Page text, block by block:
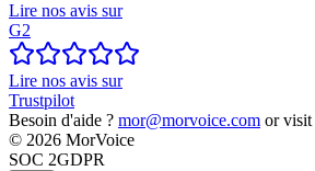
Lire nos avis sur
G2
Lire nos avis sur
Trustpilot
Besoin d'aide ? mor@morvoice.com or visit
© 2026 MorVoice
SOC 2GDPR